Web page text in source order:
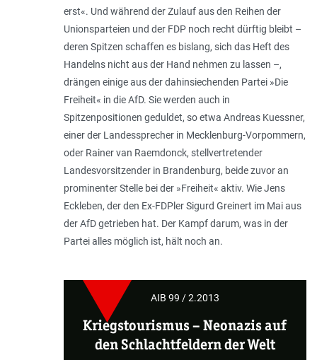
erst«. Und während der Zulauf aus den Reihen der
Unionsparteien und der FDP noch recht dürftig bleibt –
deren Spitzen schaffen es bislang, sich das Heft des
Handelns nicht aus der Hand nehmen zu lassen –,
drängen einige aus der dahinsiechenden Partei »Die
Freiheit« in die AfD. Sie werden auch in
Spitzenpositionen geduldet, so etwa Andreas Kuessner,
einer der Landes­sprecher in Mecklenburg-Vorpommern,
oder Rainer van Raemdonck, stellvertretender
Landesvorsitzender in Brandenburg, beide zuvor an
prominenter Stelle bei der »Freiheit« aktiv. Wie Jens
Eckleben, der den Ex-FDPler Sigurd Greinert im Mai aus
der AfD getrieben hat. Der Kampf darum, was in der
Partei alles möglich ist, hält noch an.
AIB 99 / 2.2013
Kriegstourismus–Neonazis auf
den Schlachtfeldern der Welt